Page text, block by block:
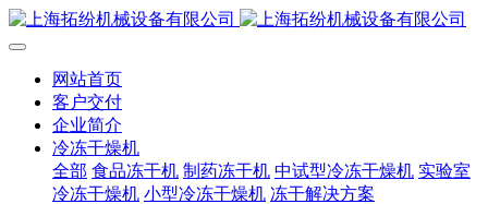
网站首页
客户交付
企业简介
冷冻干燥机
全部 食品冻干机 制药冻干机 中试型冷冻干燥机 实验室
冷冻干燥机 小型冷冻干燥机 冻干解决方案